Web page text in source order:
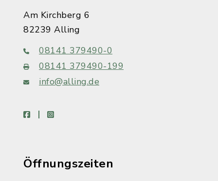
Am Kirchberg 6
82239 Alling
08141 379490-0
08141 379490-199
info@alling.de
facebookinstagram
Öffnungszeiten